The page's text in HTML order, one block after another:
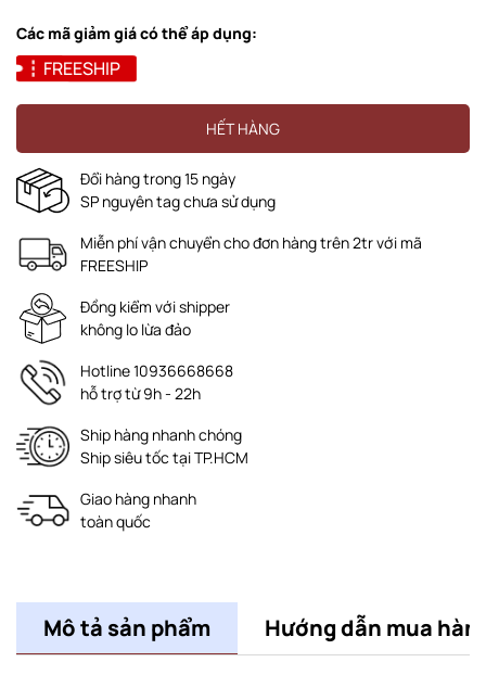
Các mã giảm giá có thể áp dụng:
FREESHIP
HẾT HÀNG
Đổi hàng trong 15 ngày
SP nguyên tag chưa sử dụng
Miễn phí vận chuyển cho đơn hàng trên 2tr với mã
FREESHIP
Đồng kiểm với shipper
không lo lừa đảo
Hotline 10936668668
hỗ trợ từ 9h - 22h
Ship hàng nhanh chóng
Ship siêu tốc tại TP.HCM
Giao hàng nhanh
toàn quốc
Mô tả sản phẩm Hướng dẫn mua